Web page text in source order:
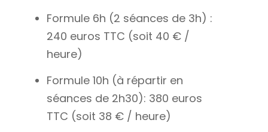
Formule 6h (2 séances de 3h) :
240 euros TTC (soit 40 € /
heure)
Formule 10h (à répartir en
séances de 2h30): 380 euros
TTC (soit 38 € / heure)